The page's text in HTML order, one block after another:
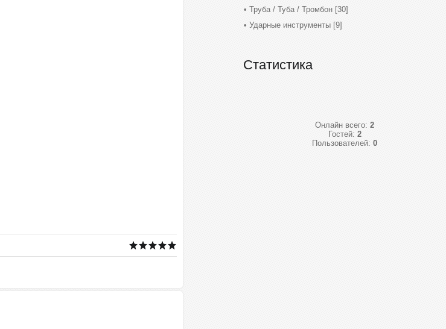
Труба / Туба / Тромбон [30]
Ударные инструменты [9]
Статистика
Онлайн всего: 2
Гостей: 2
Пользователей: 0